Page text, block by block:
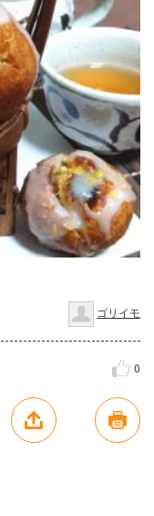
ゴリイモ
0